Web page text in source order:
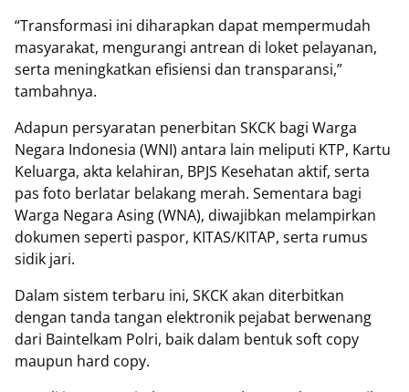
“Transformasi ini diharapkan dapat mempermudah
masyarakat, mengurangi antrean di loket pelayanan,
serta meningkatkan efisiensi dan transparansi,”
tambahnya.
Adapun persyaratan penerbitan SKCK bagi Warga
Negara Indonesia (WNI) antara lain meliputi KTP, Kartu
Keluarga, akta kelahiran, BPJS Kesehatan aktif, serta
pas foto berlatar belakang merah. Sementara bagi
Warga Negara Asing (WNA), diwajibkan melampirkan
dokumen seperti paspor, KITAS/KITAP, serta rumus
sidik jari.
Dalam sistem terbaru ini, SKCK akan diterbitkan
dengan tanda tangan elektronik pejabat berwenang
dari Baintelkam Polri, baik dalam bentuk soft copy
maupun hard copy.